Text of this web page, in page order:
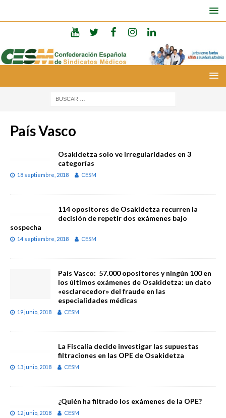
País Vasco
Osakidetza solo ve irregularidades en 3
categorías
18 septiembre, 2018 CESM
114 opositores de Osakidetza recurren la
decisión de repetir dos exámenes bajo
sospecha
14 septiembre, 2018 CESM
País Vasco: 57.000 opositores y ningún 100 en
los últimos exámenes de Osakidetza: un dato
«esclarecedor» del fraude en las
especialidades médicas
19 junio, 2018 CESM
La Fiscalía decide investigar las supuestas
filtraciones en las OPE de Osakidetza
13 junio, 2018 CESM
¿Quién ha filtrado los exámenes de la OPE?
12 junio, 2018 CESM